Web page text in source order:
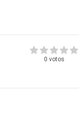
0 votos